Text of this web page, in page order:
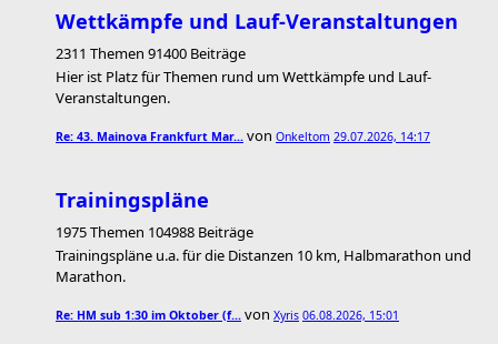
Wettkämpfe und Lauf-Veranstaltungen
2311 Themen 91400 Beiträge
Hier ist Platz für Themen rund um Wettkämpfe und Lauf-
Veranstaltungen.
Re: 43. Mainova Frankfurt Mar… von Onkeltom 29.07.2026, 14:17
Trainingspläne
1975 Themen 104988 Beiträge
Trainingspläne u.a. für die Distanzen 10 km, Halbmarathon und
Marathon.
Re: HM sub 1:30 im Oktober (f… von Xyris 06.08.2026, 15:01